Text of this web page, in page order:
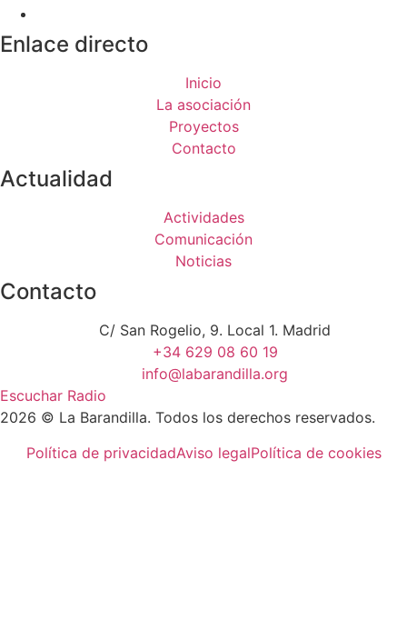
Enlace directo
Inicio
La asociación
Proyectos
Contacto
Actualidad
Actividades
Comunicación
Noticias
Contacto
C/ San Rogelio, 9. Local 1. Madrid
+34 629 08 60 19
info@labarandilla.org
Escuchar Radio
2026 © La Barandilla. Todos los derechos reservados.
Política de privacidadAviso legalPolítica de cookies